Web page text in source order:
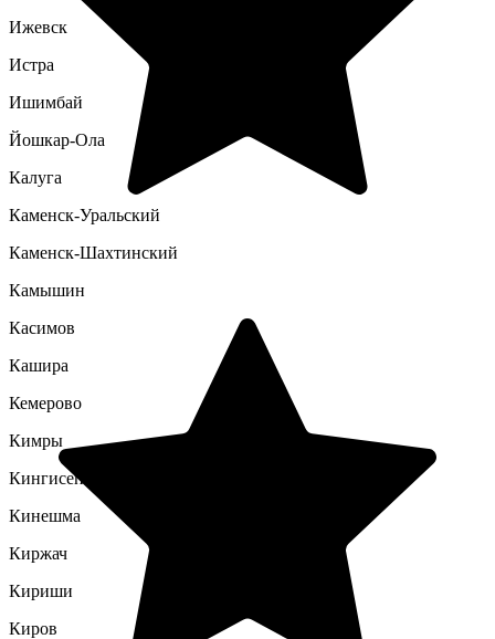
Ижевск
Истра
Ишимбай
Йошкар-Ола
Калуга
Каменск-Уральский
Каменск-Шахтинский
Камышин
Касимов
Кашира
Кемерово
Кимры
Кингисепп
Кинешма
Киржач
Кириши
Киров